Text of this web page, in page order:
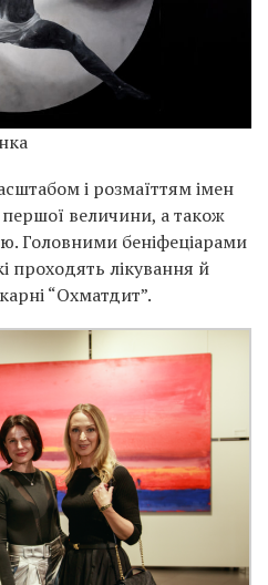
і розмаїттям імен
величини, а також
Головними беніфеціарами
проходять лікування й
“Охматдит”.